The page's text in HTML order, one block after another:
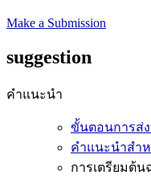
Make a Submission
suggestion
คำแนะนำ
ขั้นตอนการส่
คำแนะนำสำ
การเตรียมต้น